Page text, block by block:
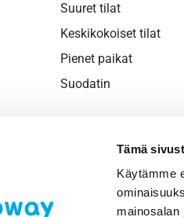
Tämä
Käytämme
Suuret tilat
Keskikokoiset tilat
Pienet paikat
Suodatin